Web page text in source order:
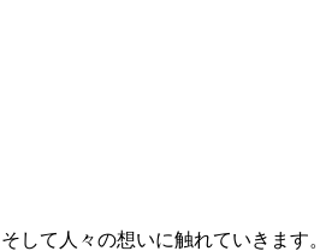
して人々の想いに触れていきます。